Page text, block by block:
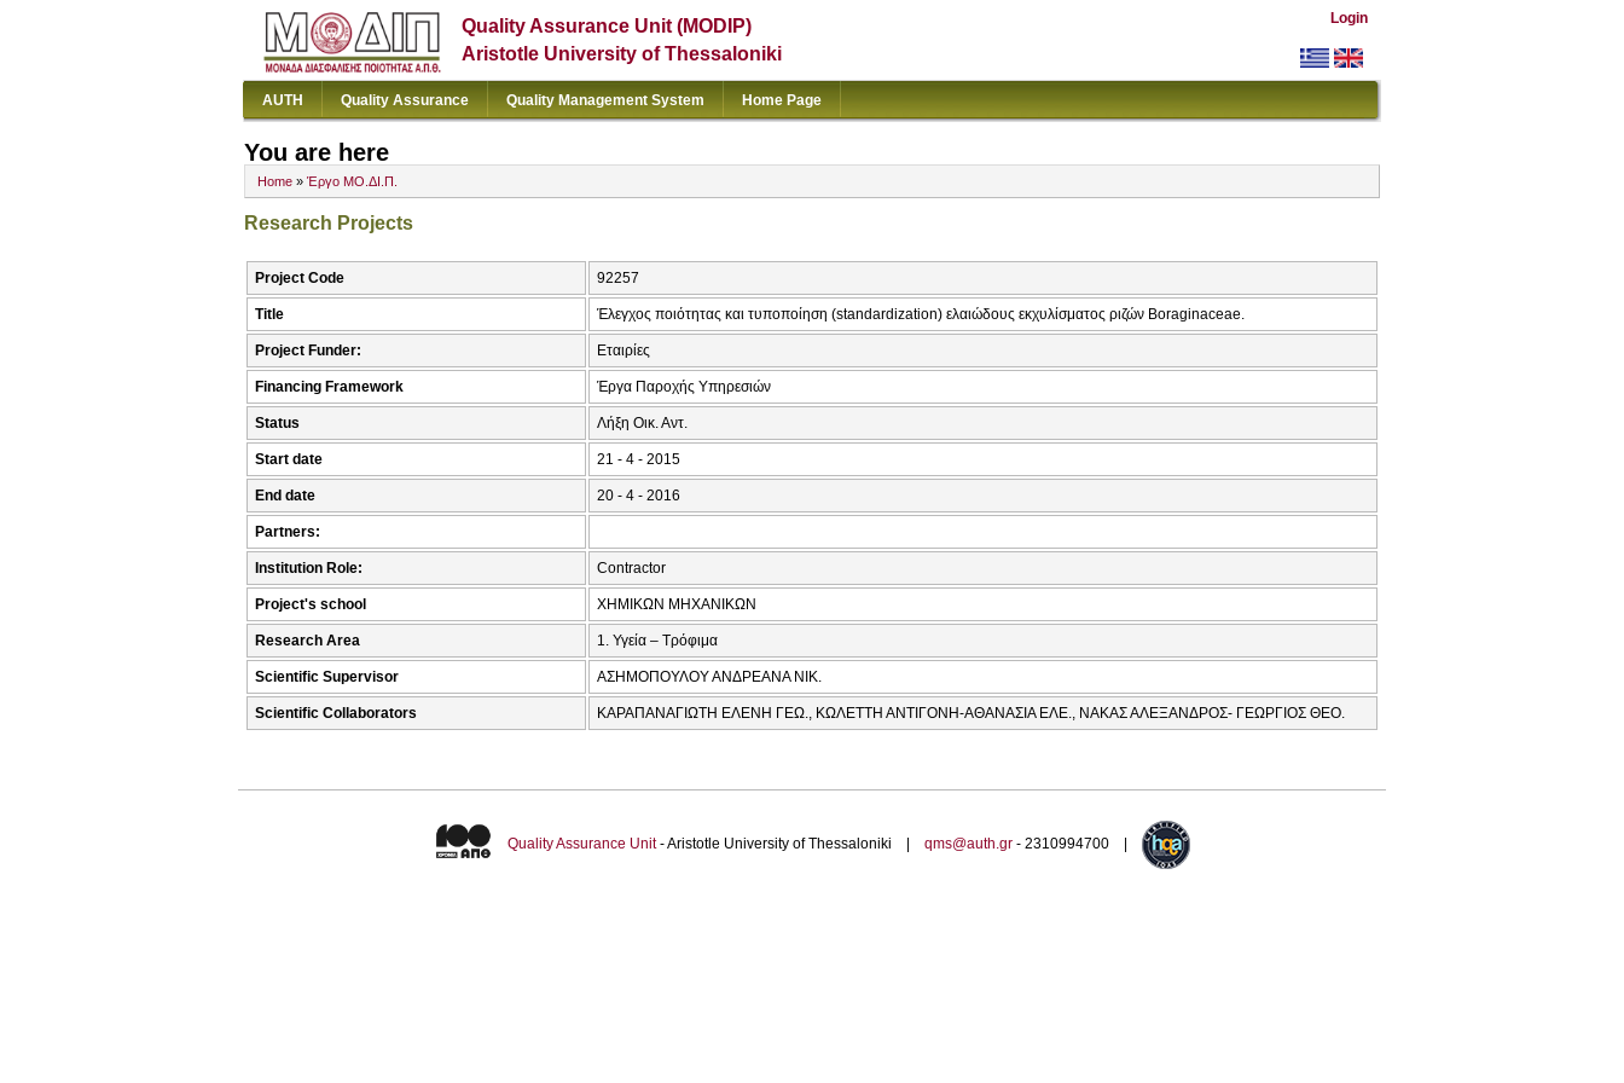
Quality Assurance Unit (MODIP)
Aristotle University of Thessaloniki
Login
AUTH Quality Assurance Quality Management System Home Page
You are here
Home » Έργο ΜΟ.ΔΙ.Π.
Research Projects
Project Code 92257
Title Έλεγχος ποιότητας και τυποποίηση (standardization) ελαιώδους εκχυλίσματος ριζών Boraginaceae.
Project Funder: Εταιρίες
Financing Framework Έργα Παροχής Υπηρεσιών
Status Λήξη Οικ. Αντ.
Start date 21 - 4 - 2015
End date 20 - 4 - 2016
Partners:
Institution Role: Contractor
Project's school ΧΗΜΙΚΩΝ ΜΗΧΑΝΙΚΩΝ
Research Area 1. Υγεία – Τρόφιμα
Scientific Supervisor ΑΣΗΜΟΠΟΥΛΟΥ ΑΝΔΡΕΑΝΑ ΝΙΚ.
Scientific Collaborators ΚΑΡΑΠΑΝΑΓΙΩΤΗ ΕΛΕΝΗ ΓΕΩ., ΚΩΛΕΤΤΗ ΑΝΤΙΓΟΝΗ-ΑΘΑΝΑΣΙΑ ΕΛΕ., ΝΑΚΑΣ ΑΛΕΞΑΝΔΡΟΣ- ΓΕΩΡΓΙΟΣ ΘΕΟ.
Quality Assurance Unit- Aristotle University of Thessaloniki | qms@auth.gr- 2310994700 |